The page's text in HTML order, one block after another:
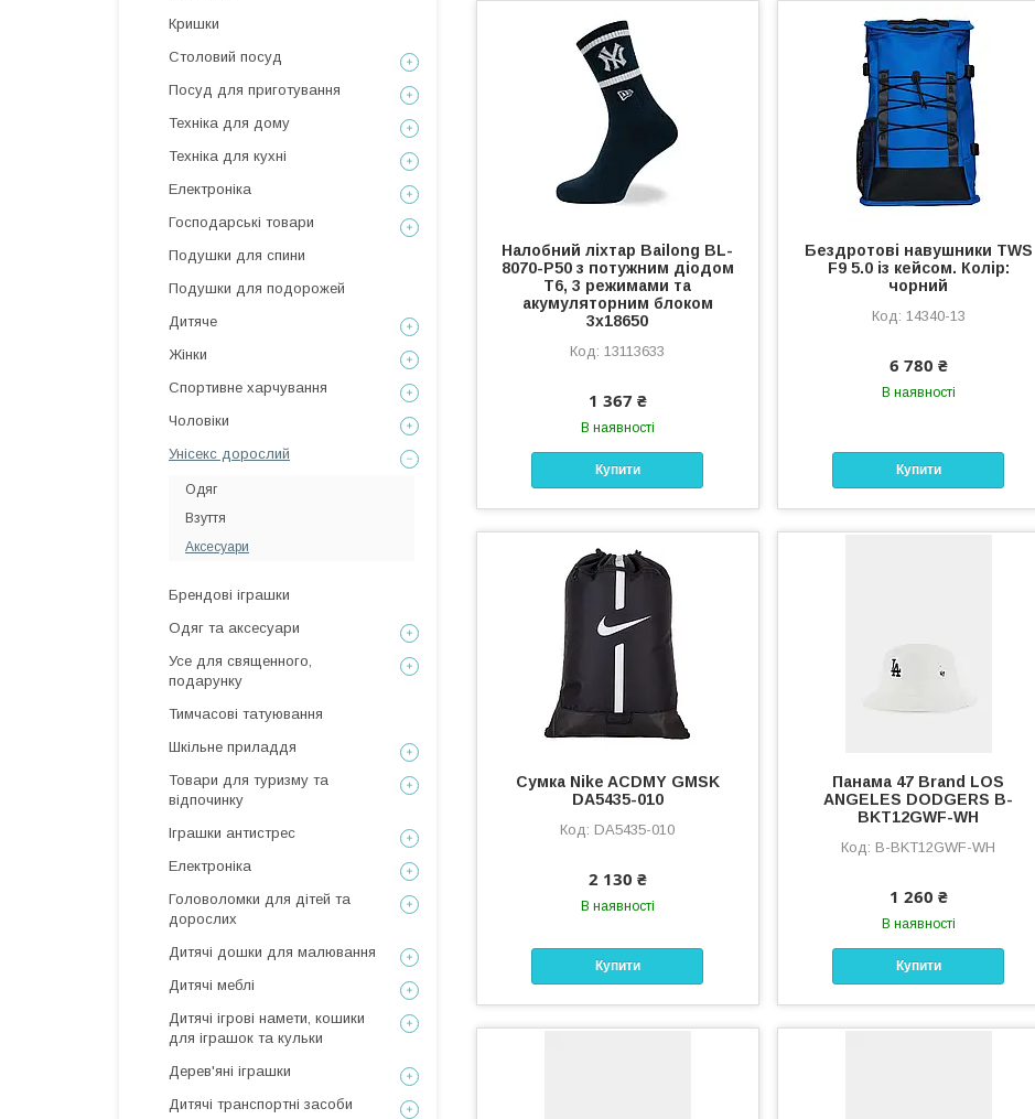
Налобний ліхтар Bailong BL-
8070-P50 з потужним діодом
T6, 3 режимами та
акумуляторним блоком
3x18650
13113633
1 367 ₴
В наявності
Купити
Бездротові навушники TWS
F9 5.0 із кейсом. Колір:
чорний
14340-13
6 780 ₴
В наявності
Купити
Сумка Nike ACDMY GMSK
DA5435-010
DA5435-010
2 130 ₴
В наявності
Купити
Панама 47 Brand LOS
ANGELES DODGERS B-
BKT12GWF-WH
B-BKT12GWF-WH
1 260 ₴
В наявності
Купити
Кришки
Столовий посуд
Посуд для приготування
Техніка для дому
Техніка для кухні
Електроніка
Господарські товари
Подушки для спини
Подушки для подорожей
Дитяче
Жінки
Спортивне харчування
Чоловіки
Унісекс дорослий
Одяг
Взуття
Аксесуари
Брендові іграшки
Одяг та аксесуари
Усе для священного,
подарунку
Тимчасові татуювання
Шкільне приладдя
Товари для туризму та
відпочинку
Іграшки антистрес
Електроніка
Головоломки для дітей та
дорослих
Дитячі дошки для малювання
Дитячі меблі
Дитячі ігрові намети, кошики
для іграшок та кульки
Дерев'яні іграшки
Дитячі транспортні засоби